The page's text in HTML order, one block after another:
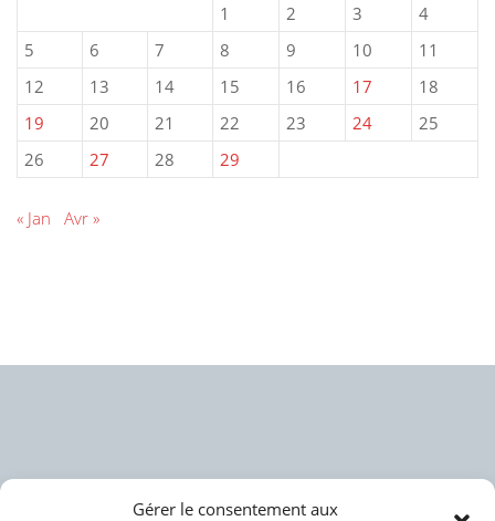
Gérer le consentement aux
1
2 3
4
5
6 7 8 9 10
11
12
13 14 15 16 17
18
19
20 21 22 23 24
25
26
27 28 29
« Jan Avr »